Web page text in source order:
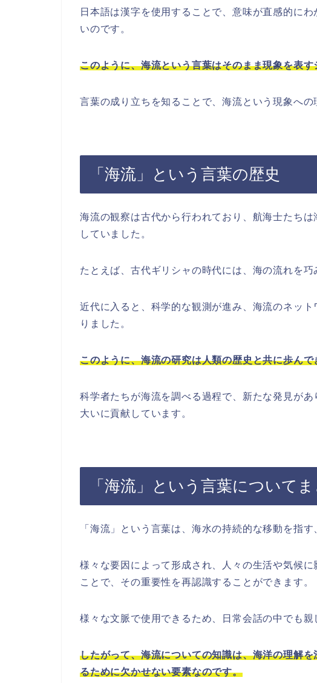
日本語は漢字を使用することで、意味が直感的に
いのです。
このように、海流という言葉はそのまま現象を表
言葉の成り立ちを知ることで、海流という現象への
「海流」という言葉の歴史
海流の観察は古代から行われており、航海士たち
していました。
たとえば、古代ギリシャの時代には、海の流れを巧
近代に入ると、科学的な観測が進み、海流のネッ
りました。
このように、海流の研究は人類の歴史と共に歩ん
科学者たちが海流を調べる過程で、新たな発見が
大いに貢献しています。
「海流」という言葉について
「海流」という言葉は、海水の持続的な移動を指
様々な要因によって形成され、人々の生活や気候
ことで、その重要性を再認識することができます。
様々な文脈で使用できるため、日常会話の中でも親
したがって、海流についての知識は、海洋の理解
るために欠かせない要素なのです。